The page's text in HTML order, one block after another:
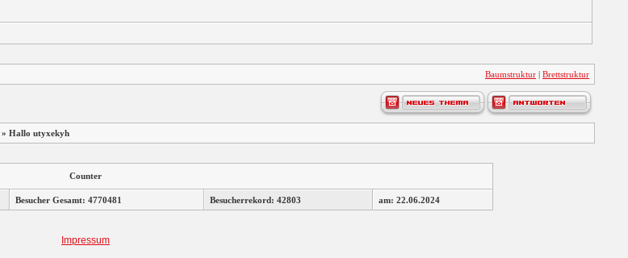
Baumstruktur | Brettstruktur
» Hallo utyxekyh
Counter
Besucher Gesamt: 4770481 Besucherrekord: 42803 am: 22.06.2024
Impressum